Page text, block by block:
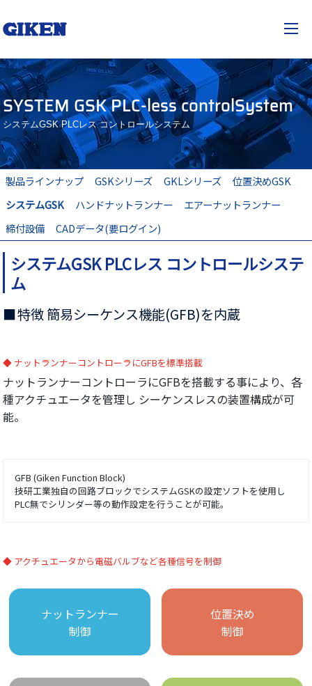
SYSTEM GSK PLC-less controlSystem
システムGSK PLCレス コントロールシステム
製品ラインナップ GSKシリーズ GKLシリーズ
位置決めGSK
システムGSK
ハンドナットランナー
エアーナットランナー
締付設備
CADデータ(要ログイン)
システムGSK PLCレス コントロールシステ
ム
特徴 簡易シーケンス機能(GFB)を内蔵
ナットランナーコントローラにGFBを標準搭載
ナットランナーコントローラにGFBを搭載する事により、各
種アクチュエータを管理し シーケンスレスの装置構成が可
能。
GFB (Giken Function Block)
技研工業独自の回路ブロックでシステムGSKの設定ソフトを使用し
PLC無でシリンダー等の動作設定を行うことが可能。
アクチュエータから電磁バルブなど各種信号を制御
ナットランナー
制御
位置決め
制御